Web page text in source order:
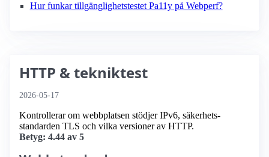
Hur funkar tillgänglighetstestet Pa11y på Webperf?
HTTP & tekniktest
2026-05-17
Kontrollerar om webbplatsen stödjer IPv6, säkerhets­
standarden TLS och vilka versioner av HTTP.
Betyg: 4.44 av 5